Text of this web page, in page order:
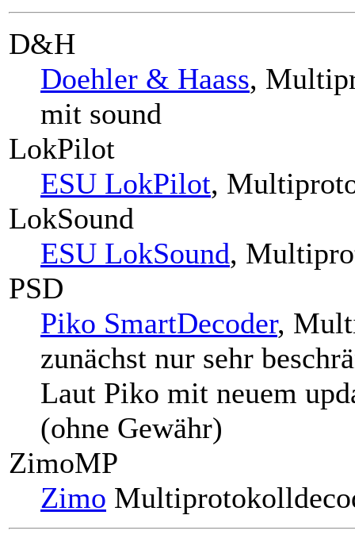
D&H
Doehler & Haass,
mit sound
LokPilot
ESU LokPilot,
LokSound
ESU LokSound,
PSD
Piko SmartDecoder,
zunächst nur sehr
Laut Piko mit neuem
(ohne Gewähr)
ZimoMP
Zimo